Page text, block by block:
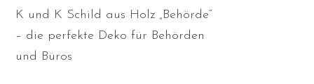
K und K Schild aus Holz „Behörde“
– die perfekte Deko für Behörden
und Büros